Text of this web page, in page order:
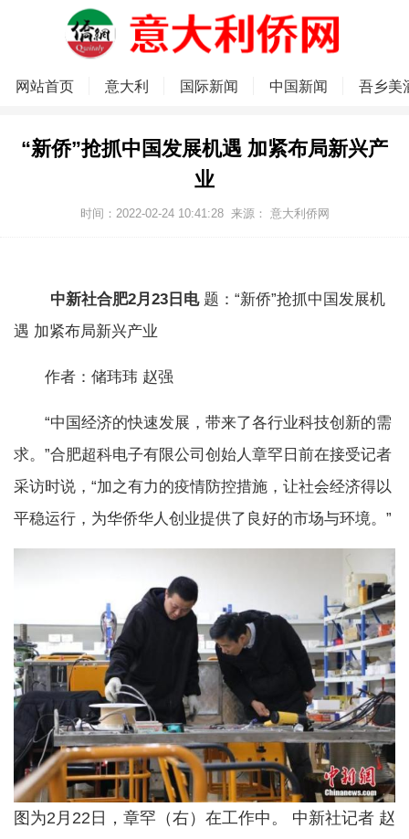
网站首页 意大利 国际新闻 中国新闻 吾乡美
“新侨”抢抓中国发展机遇 加紧布局新兴产
业
时间：2022-02-24 10:41:28 来源： 意大利侨网
中新社合肥2月23日电题：“新侨”抢抓中国发展机
遇 加紧布局新兴产业
作者：储玮玮 赵强
“中国经济的快速发展，带来了各行业科技创新的需
求。”合肥超科电子有限公司创始人章罕日前在接受记者
采访时说，“加之有力的疫情防控措施，让社会经济得以
平稳运行，为华侨华人创业提供了良好的市场与环境。”
图为2月22日，章罕（右）在工作中。 中新社记者 赵